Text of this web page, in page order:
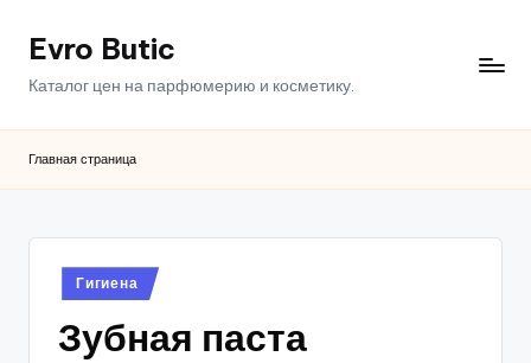
ПерейтиEvro Butic
Каталог цен на парфюмерию и косметику.
Главная страница
Опубликовано
в
Гигиена
Зубная паста